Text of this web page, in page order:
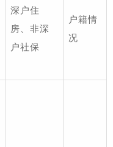
深户住
房、非深
户社保
户籍情
况